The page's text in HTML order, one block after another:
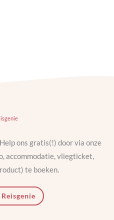
ons gratis(!) door via onze
accommodatie, vliegticket,
te boeken.